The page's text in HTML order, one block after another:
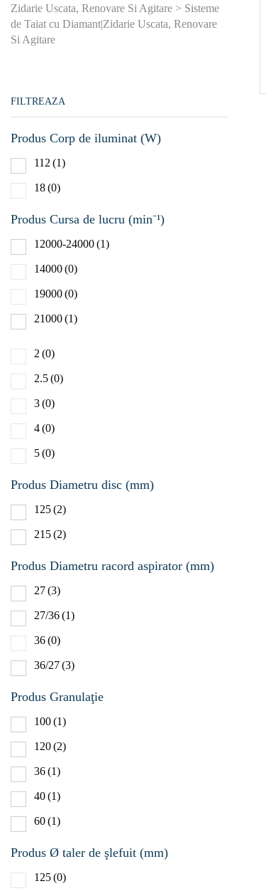
Zidarie Uscata, Renovare Si Agitare > Sisteme
de Taiat cu Diamant|Zidarie Uscata, Renovare
Si Agitare
FILTREAZA
Produs Corp de iluminat (W)
112 (1)
18(0)
Produs Cursa de lucru (min⁻¹)
12000-24000(1)
14000(0)
19000(0)
21000(1)
2 (0)
2.5(0)
3(0)
4(0)
5(0)
Produs Diametru disc (mm)
125(2)
215(2)
Produs Diametru racord aspirator (mm)
27(3)
27/36(1)
36(0)
36/27(3)
Produs Granulaţie
100(1)
120(2)
36(1)
40(1)
60(1)
Produs Ø taler de şlefuit (mm)
125(0)